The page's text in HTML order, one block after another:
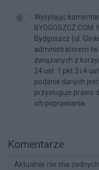
Wysyłając
Bydgoszcz (ul.
administratorem
związanych z
24 ust. 1 pkt 3 i 4
podanie danych
przysługuje prawo
ich poprawiania.
Komentarze
Aktualnie nie ma